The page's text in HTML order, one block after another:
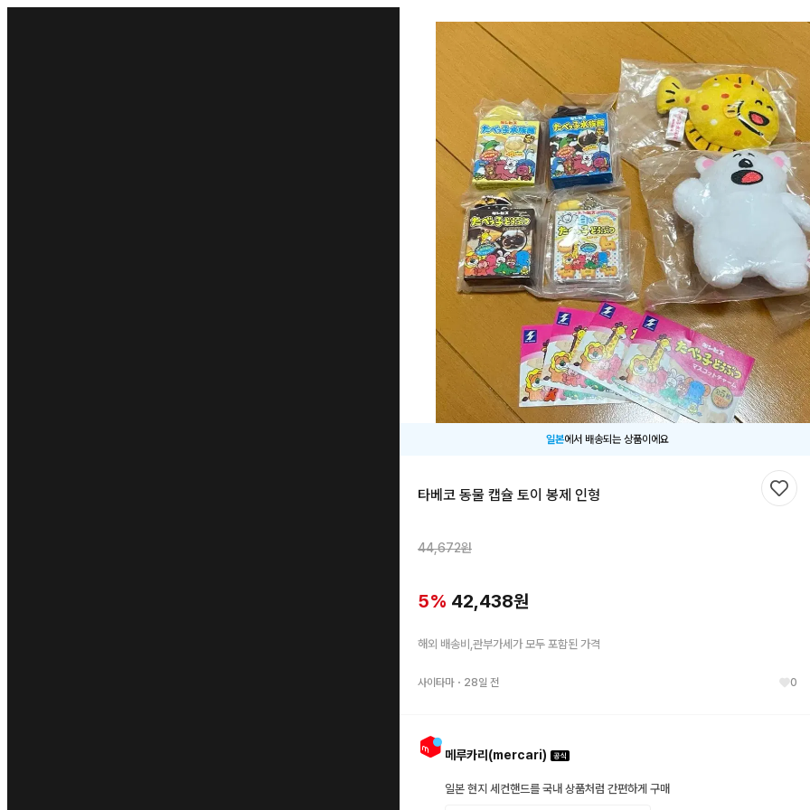
일본에서 배송되는 상품이에요
타베코 동물 캡슐 토이 봉제 인형
44,672원
5% 42,438원
해외 배송비,관부가세가 모두 포함된 가격
사이타마・ 28일 전 0
메루카리(mercari)
일본 현지 세컨핸드를 국내 상품처럼 간편하게 구매
찜하